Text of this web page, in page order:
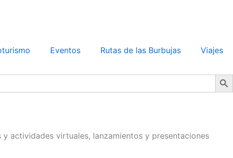
Eventos Rutas de las Burbujas Viajes
Search
actividades virtuales, lanzamientos y presentaciones